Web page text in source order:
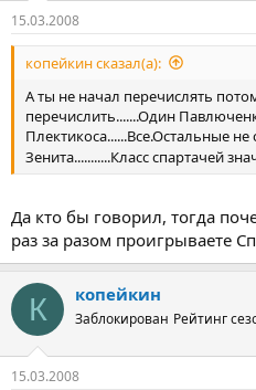
15.03.2008
копейкин сказал(а):
А ты не начал перечислять
перечислить.......Один
Плектикоса......Все.Остальные
Зенита...........Класс спартачей
Да кто бы говорил, тогда
раз за разом проигрываете
К копейкин
Заблокирован Рейтинг
15.03.2008